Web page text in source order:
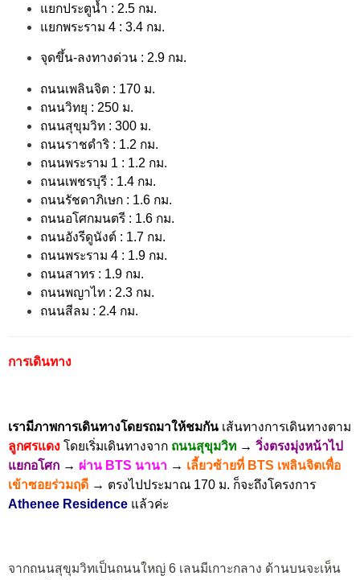
แยกประตูน้ำ : 2.5 กม.
แยกพระราม 4 : 3.4 กม.
จุดขึ้น-ลงทางด่วน : 2.9 กม.
ถนนเพลินจิต : 170 ม.
ถนนวิทยุ : 250 ม.
ถนนสุขุมวิท : 300 ม.
ถนนราชดำริ : 1.2 กม.
ถนนพระราม 1 : 1.2 กม.
ถนนเพชรบุรี : 1.4 กม.
ถนนรัชดาภิเษก : 1.6 กม.
ถนนอโศกมนตรี : 1.6 กม.
ถนนอังรีดูนังต์ : 1.7 กม.
ถนนพระราม 4 : 1.9 กม.
ถนนสาทร : 1.9 กม.
ถนนพญาไท : 2.3 กม.
ถนนสีลม : 2.4 กม.
การเดินทาง
เรามีภาพการเดินทางโดยรถมาให้ชมกัน เส้นทางการเดินทางตาม
ลูกศรแดง โดยเริ่มเดินทางจาก ถนนสุขุมวิท → วิ่งตรงมุ่งหน้าไป
แยกอโศก → ผ่าน BTS นานา → เลี้ยวซ้ายที่ BTS เพลินจิตเพื่อ
เข้าซอยร่วมฤดี → ตรงไปประมาณ 170 ม. ก็จะถึงโครงการ
Athenee Residence แล้วค่ะ
จากถนนสุขุมวิทเป็นถนนใหญ่ 6 เลนมีเกาะกลาง ด้านบนจะเห็น